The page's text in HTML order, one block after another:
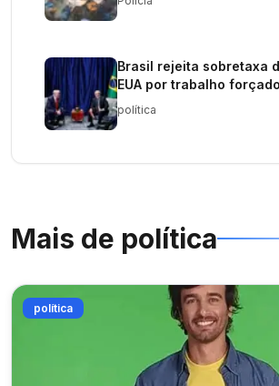
Brasil rejeita sobretaxa
EUA por trabalho forçado
política
Mais de política
política